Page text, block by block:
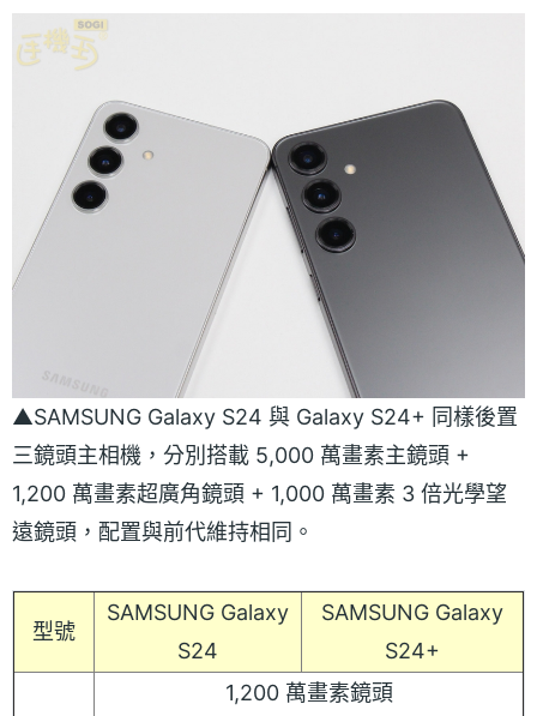
▲SAMSUNG Galaxy S24 與 Galaxy S24+ 同樣後置
三鏡頭主相機，分別搭載 5,000 萬畫素主鏡頭 +
1,200 萬畫素超廣角鏡頭 + 1,000 萬畫素 3 倍光學望
遠鏡頭，配置與前代維持相同。
型號
SAMSUNG Galaxy
S24
SAMSUNG Galaxy
S24+
1,200 萬畫素鏡頭